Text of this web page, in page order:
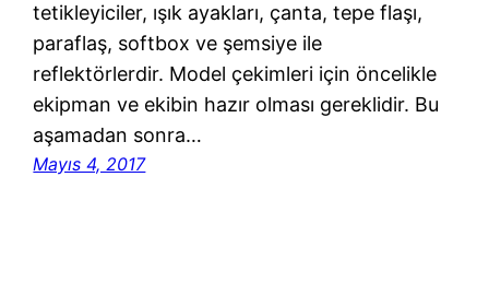
tetikleyiciler, ışık ayakları, çanta, tepe flaşı,
paraflaş, softbox ve şemsiye ile
reflektörlerdir. Model çekimleri için öncelikle
ekipman ve ekibin hazır olması gereklidir. Bu
aşamadan sonra…
Mayıs 4, 2017